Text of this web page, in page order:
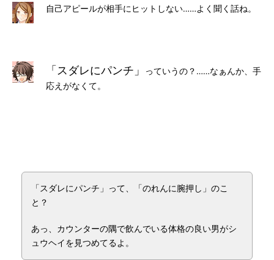
自己アピールが相手にヒットしない……よく聞く話ね。
「スダレにパンチ」
っていうの？……なぁんか、手
応えがなくて。
「スダレにパンチ」って、「のれんに腕押し」のこ
と？
あっ、カウンターの隅で飲んでいる体格の良い男がシ
ュウヘイを見つめてるよ。